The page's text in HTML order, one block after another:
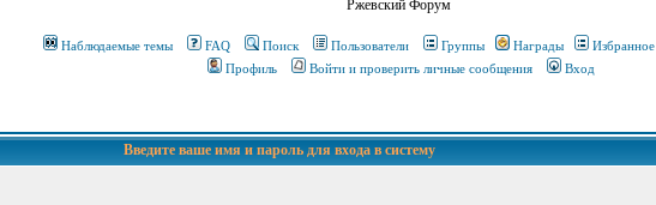
Ржевский Форум
Наблюдаемые темы FAQ Поиск Пользователи Группы Награды Избранное
Профиль
Войти и проверить личные сообщения Вход
Введите ваше имя и пароль для входа в систему